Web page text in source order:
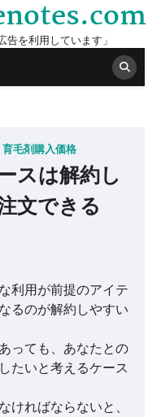
を利用しています」
育毛剤購入価格
スは解約し
文できる
利用が前提のアイテ
るのが解約しやすい
っても、あなたとの
たいと考えるケース
ければならないと、